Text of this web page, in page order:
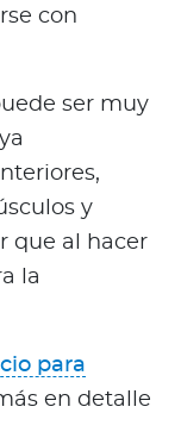
con
ser muy
y
que al hacer
la
para
en detalle